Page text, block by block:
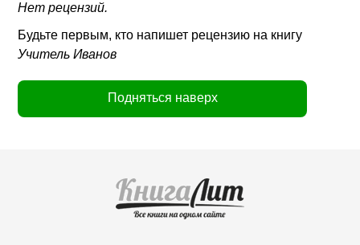
Нет рецензий.
Будьте первым, кто напишет рецензию на книгу
Учитель Иванов
Подняться наверх